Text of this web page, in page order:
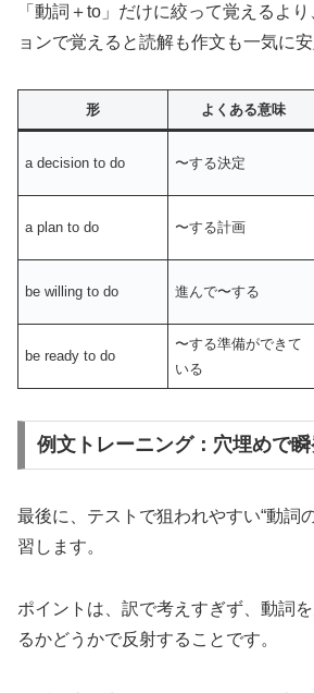
「動詞＋to」だけに絞って覚えるよ
ョンで覚えると読解も作文も一気に安
形 よくある意味
a decision to do 〜する決定
a plan to do 〜する計画
be willing to do 進んで〜する
be ready to do
〜する準備ができて
いる
例文トレーニング：穴埋めで
最後に、テストで狙われやすい“動詞
習します。
ポイントは、訳で考えすぎず、動詞
るかどうかで反射することです。